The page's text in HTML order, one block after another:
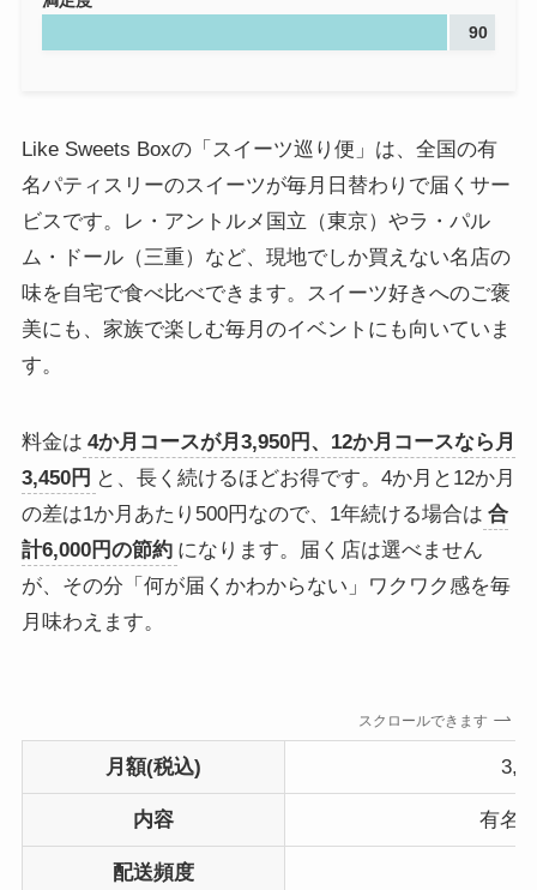
90
Like Sweets Boxの「スイーツ巡り便」は、全国の有
名パティスリーのスイーツが毎月日替わりで届くサー
ビスです。レ・アントルメ国立（東京）やラ・パル
ム・ドール（三重）など、現地でしか買えない名店の
味を自宅で食べ比べできます。スイーツ好きへのご褒
美にも、家族で楽しむ毎月のイベントにも向いていま
す。
料金は 4か月コースが月3,950円、12か月コースなら月
3,450円 と、長く続けるほどお得です。4か月と12か月
の差は1か月あたり500円なので、1年続ける場合は 合
計6,000円の節約 になります。届く店は選べません
が、その分「何が届くかわからない」ワクワク感を毎
月味わえます。
スクロールできます
月額(税込)
内容 有名
配送頻度